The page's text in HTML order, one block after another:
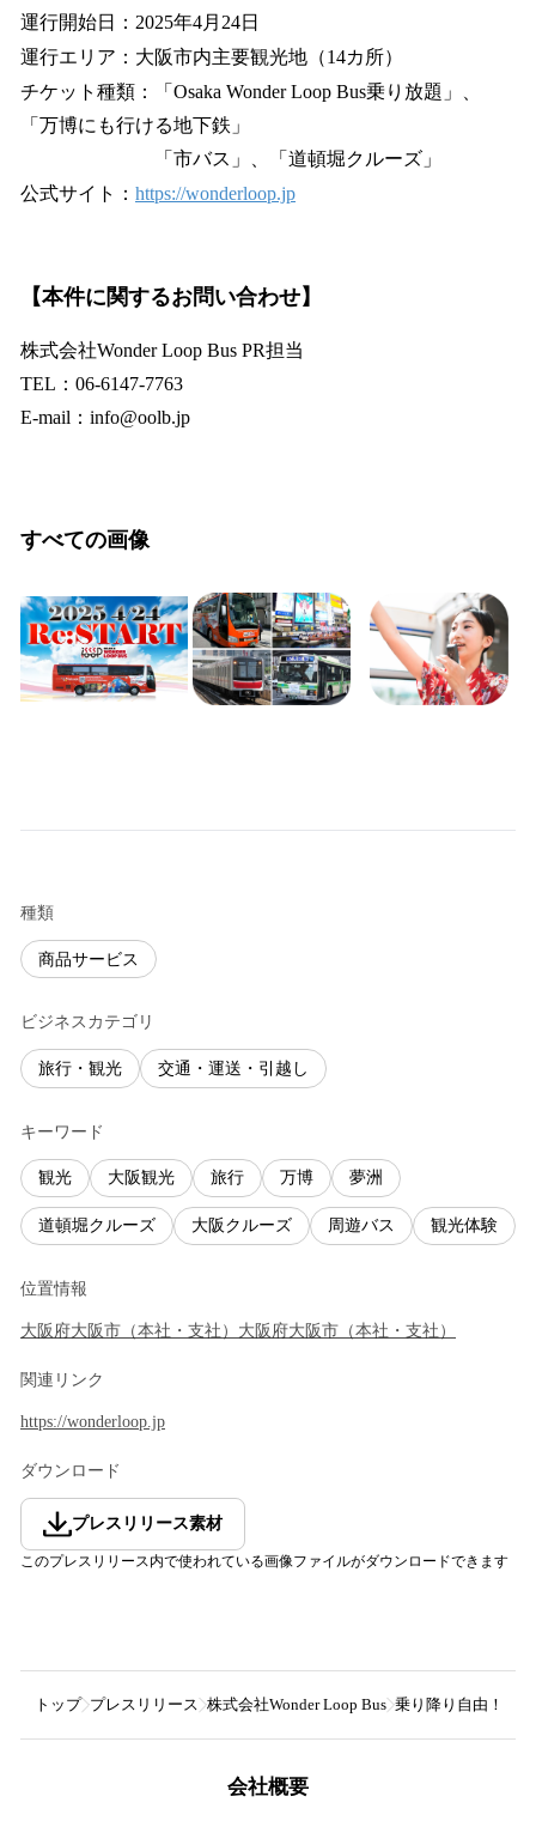
運行開始日：2025年4月24日
運行エリア：大阪市内主要観光地（14カ所）
チケット種類：「Osaka Wonder Loop Bus乗り放題」、
「万博にも行ける地下鉄」
「市バス」、「道頓堀クルーズ」
公式サイト： https://wonderloop.jp
【本件に関するお問い合わせ】
株式会社Wonder Loop Bus PR担当
TEL：06-6147-7763
E-mail：info@oolb.jp
すべての画像
種類
商品サービス
ビジネスカテゴリ
旅行・観光 交通・運送・引越し
キーワード
観光 大阪観光 旅行 万博 夢洲
道頓堀クルーズ 大阪クルーズ 周遊バス 観光体験
位置情報
大阪府大阪市 （本社・支社 ） 大阪府大阪市 （本社・支社 ）
関連リンク
https://wonderloop.jp
ダウンロード
プレスリリース素材
このプレスリリース内で使われている画像ファイルがダウンロードできます
トップ プレスリリース 株式会社Wonder Loop Bus 乗り降り自由！大
会社概要